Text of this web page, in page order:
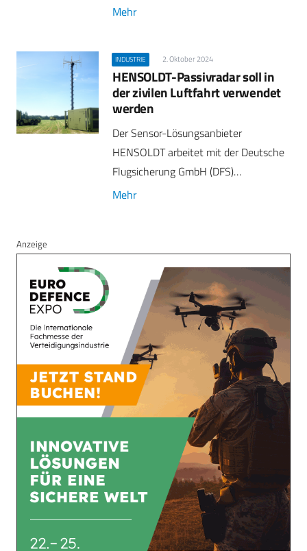
Mehr
INDUSTRIE 2. Oktober 2024
HENSOLDT-Passivradar soll in
der zivilen Luftfahrt verwendet
werden
Der Sensor-Lösungsanbieter
HENSOLDT arbeitet mit der Deutsche
Flugsicherung GmbH (DFS)…
Mehr
Anzeige